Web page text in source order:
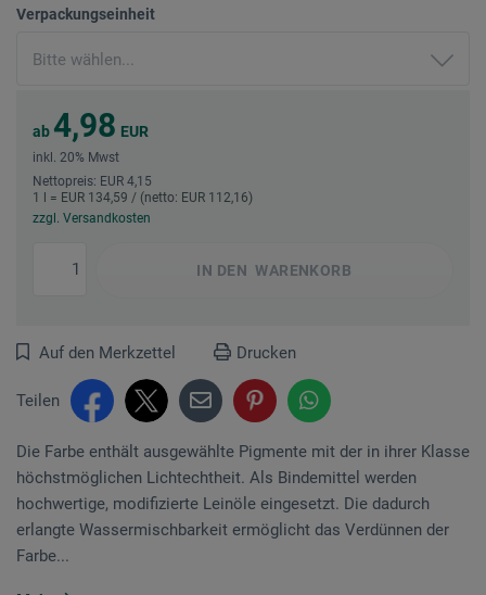
Verpackungseinheit
ab 4,98 EUR
inkl. 20% Mwst
Nettopreis: EUR 4,15
1 l = EUR 134,59 / (netto: EUR 112,16)
zzgl. Versandkosten
IN DEN WARENKORB
Auf den Merkzettel Drucken
Teilen
Die Farbe enthält ausgewählte Pigmente mit der in ihrer Klasse
höchstmöglichen Lichtechtheit. Als Bindemittel werden
hochwertige, modifizierte Leinöle eingesetzt. Die dadurch
erlangte Wassermischbarkeit ermöglicht das Verdünnen der
Farbe...